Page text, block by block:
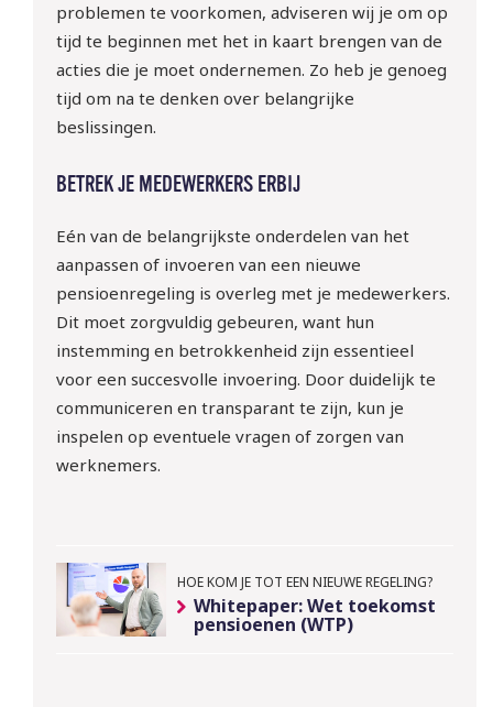
problemen te voorkomen, adviseren wij je om op
tijd te beginnen met het in kaart brengen van de
acties die je moet ondernemen. Zo heb je genoeg
tijd om na te denken over belangrijke
beslissingen.
BETREK JE MEDEWERKERS ERBIJ
Eén van de belangrijkste onderdelen van het
aanpassen of invoeren van een nieuwe
pensioenregeling is overleg met je medewerkers.
Dit moet zorgvuldig gebeuren, want hun
instemming en betrokkenheid zijn essentieel
voor een succesvolle invoering. Door duidelijk te
communiceren en transparant te zijn, kun je
inspelen op eventuele vragen of zorgen van
werknemers.
HOE KOM JE TOT EEN NIEUWE REGELING?
Whitepaper: Wet toekomst
pensioenen (WTP)